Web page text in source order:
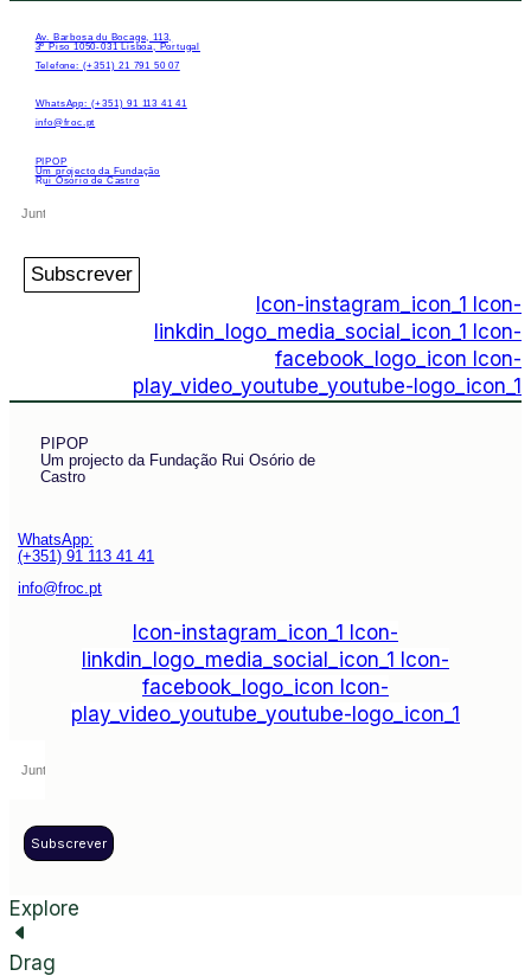
Av. Barbosa du Bocage, 113,
3º Piso 1050-031 Lisboa, Portugal
Telefone: (+351) 21 791 50 07
WhatsApp: (+351) 91 113 41 41
info@froc.pt
PIPOP
Um projecto da Fundação
Rui Osório de Castro
Subscrever
Icon-instagram_icon_1
Icon-
linkdin_logo_media_social_icon_1
Icon-
facebook_logo_icon Icon-
play_video_youtube_youtube-logo_icon_1
PIPOP
Um projecto da Fundação Rui Osório de
Castro
WhatsApp:
(+351) 91 113 41 41
info@froc.pt
Icon-instagram_icon_1
Icon-
linkdin_logo_media_social_icon_1
Icon-
facebook_logo_icon Icon-
play_video_youtube_youtube-logo_icon_1
Subscrever
Explore
Drag